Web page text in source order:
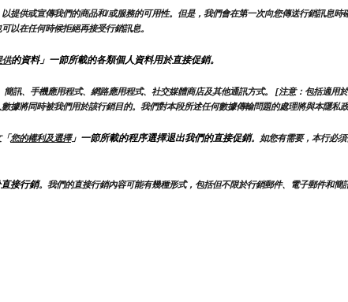
提供或宣傳我們的商品和/或服務的可用性。但是，我們會在第一次向您傳送行銷訊息時
以在任何時候拒絕再接受行銷訊息。
供的資料」一節所載的各類個人資料用於直接促銷。
訊、手機應用程式、網路應用程式、社交媒體商店及其他通訊方式。 [注意：包括適用
據將同時被我們用於該行銷目的。我們對本段所述任何數據傳輸問題的處理將與本隱私
「您的權利及選擇」一節所載的程序選擇退出我們的直接促銷。如您有需要，本行必
接行銷。我們的直接行銷內容可能有幾種形式，包括但不限於行銷郵件、電子郵件和簡